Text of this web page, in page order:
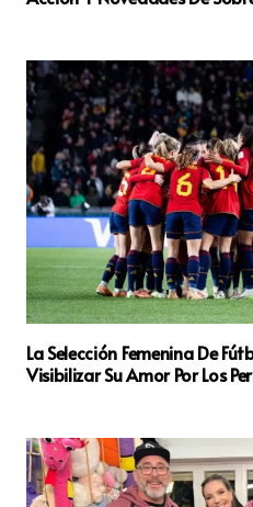
La Selección Femenina De
Visibilizar Su Amor Por Los